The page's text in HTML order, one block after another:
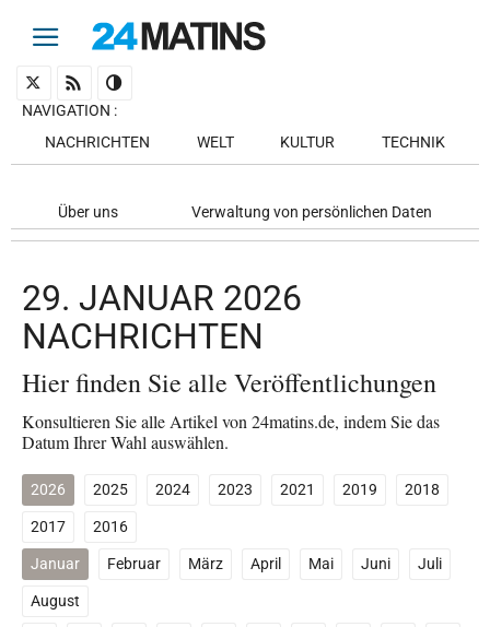
NAVIGATION :
NACHRICHTEN
WELT KULTUR TECHNIK
Über uns Verwaltung von persönlichen Daten
29. JANUAR 2026
NACHRICHTEN
Hier finden Sie alle Veröffentlichungen
Konsultieren Sie alle Artikel von 24matins.de, indem Sie das
Datum Ihrer Wahl auswählen.
2026 2025 2024 2023 2021 2019
2018
2017
2016
Januar
Februar März April Mai Juni
Juli
August